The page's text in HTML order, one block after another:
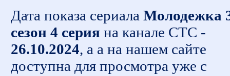
Дата показа сериала Молодежка
сезон 4 серия на канале СТС -
26.10.2024, а а на нашем сайте
доступна для просмотра уже с